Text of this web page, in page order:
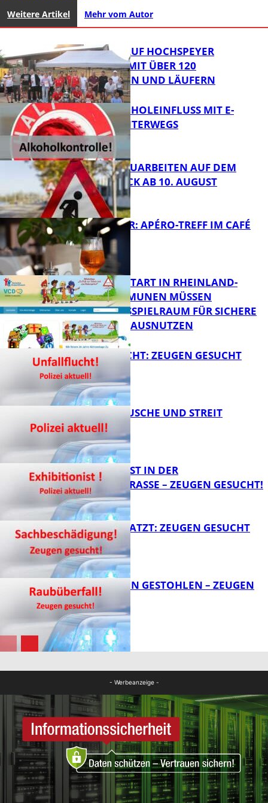
Weitere Artikel Mehr vom Autor
FB News
31. KERWELAUF HOCHSPEYER
BEGEISTERT MIT ÜBER 120
LÄUFERINNEN UND LÄUFERN
FB News
UNTER ALKOHOLEINFLUSS MIT E-
SCOOTER UNTERWEGS
FB News
STRASSENBAUARBEITEN AUF DEM B
ÄNNJERRÜCK AB 10. AUGUST
FB Kultur
HOT SUMMER: APÉRO-TREFF IM CAFÉ
LUMA
ZUM SCHULSTART IN RHEINLAND-
PFALZ: KOMMUNEN MÜSSEN
HANDLUNGSSPIELRAUM FÜR SICHERE
SCHULWEGE AUSNUTZEN
UNFALLFLUCHT: ZEUGEN GESUCHT
KNALLGERÄUSCHE UND STREIT
EXHIBITIONIST IN DER
VELMANNSTRASSE – ZEUGEN GESUCHT!
AUTO ZERKRATZT: ZEUGEN GESUCHT
TEURE KETTEN GESTOHLEN – ZEUGEN
GESUCHT!
- Werbeanzeige -